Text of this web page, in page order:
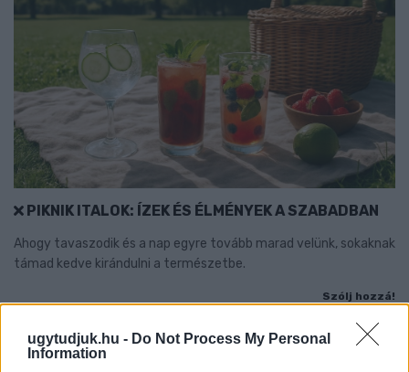
ugytudjuk.hu - Do Not Process My Personal
Information
PIKNIK ITALOK: ÍZEK ÉS ÉLMÉNYEK A SZABADBAN
Ahogy tavaszodik és a nap egyre tovább marad velünk, sokaknak
támad kedve kirándulni a természetbe.
Szólj hozzá!